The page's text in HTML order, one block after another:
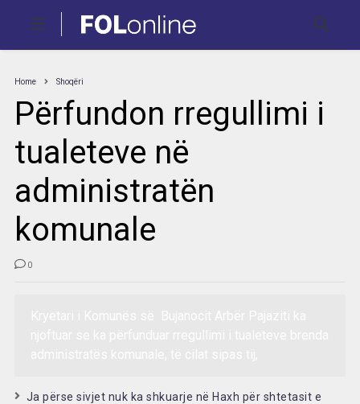
Home Shoqëri
Përfundon rregullimi i
tualeteve në
administratën
komunale
0
Ja përse sivjet nuk ka shkuarje në Haxh për shtetasit e